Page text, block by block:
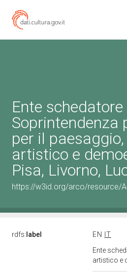
Ente
Soprintendenza
per il
artistico e
Pisa, Livorno,
https://w3id.org/arco/resource/
rdfs: label EN
IT
Ente
artistico e